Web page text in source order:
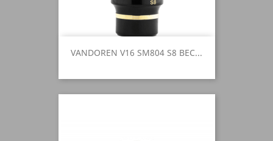
VANDOREN V16 SM804 S8 BEC...